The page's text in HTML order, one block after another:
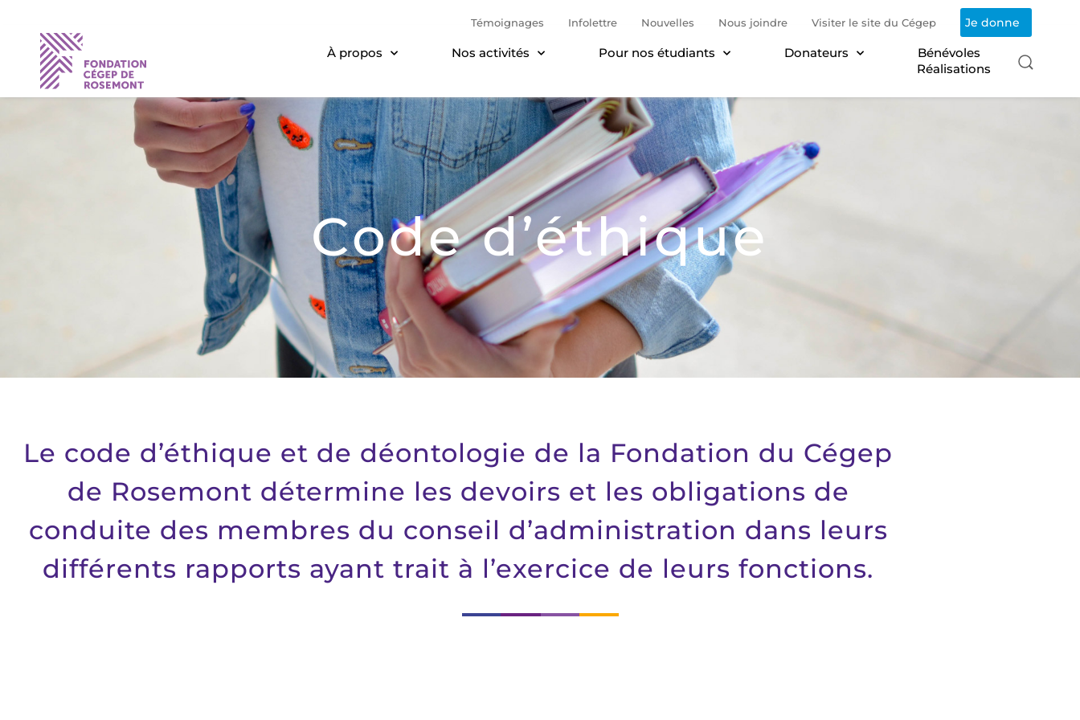
Témoignages Infolettre Nouvelles Nous joindre Visiter le site du Cégep Je donne
À propos Nos activités Pour nos étudiants Donateurs
Bénévoles
Réalisations
Code d’éthique
Le code d’éthique et de déontologie de la Fondation du Cégep
de Rosemont détermine les devoirs et les obligations de
conduite des membres du conseil d’administration dans leurs
différents rapports ayant trait à l’exercice de leurs fonctions.